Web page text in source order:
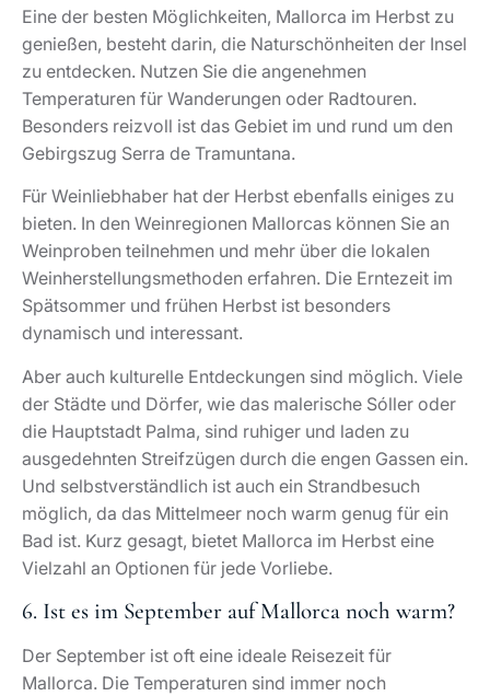
Eine der besten Möglichkeiten, Mallorca im Herbst zu
genießen, besteht darin, die Naturschönheiten der Insel
zu entdecken. Nutzen Sie die angenehmen
Temperaturen für Wanderungen oder Radtouren.
Besonders reizvoll ist das Gebiet im und rund um den
Gebirgszug Serra de Tramuntana.
Für Weinliebhaber hat der Herbst ebenfalls einiges zu
bieten. In den Weinregionen Mallorcas können Sie an
Weinproben teilnehmen und mehr über die lokalen
Weinherstellungsmethoden erfahren. Die Erntezeit im
Spätsommer und frühen Herbst ist besonders
dynamisch und interessant.
Aber auch kulturelle Entdeckungen sind möglich. Viele
der Städte und Dörfer, wie das malerische Sóller oder
die Hauptstadt Palma, sind ruhiger und laden zu
ausgedehnten Streifzügen durch die engen Gassen ein.
Und selbstverständlich ist auch ein Strandbesuch
möglich, da das Mittelmeer noch warm genug für ein
Bad ist. Kurz gesagt, bietet Mallorca im Herbst eine
Vielzahl an Optionen für jede Vorliebe.
6. Ist es im September auf Mallorca noch warm?
Der September ist oft eine ideale Reisezeit für
Mallorca. Die Temperaturen sind immer noch